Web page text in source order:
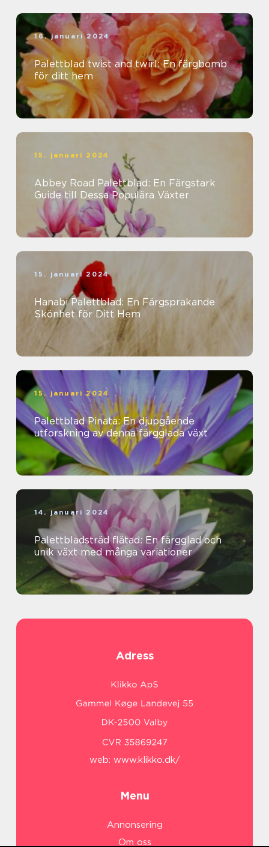
16. januari 2024
Palettblad twist and twirl: En färgbomb
för ditt hem
15. januari 2024
Abbey Road Palettblad: En Färgstark
Guide till Dessa Populära Växter
15. januari 2024
Hanabi Palettblad: En Färgsprakande
Skönhet för Ditt Hem
15. januari 2024
Palettblad Pinata: En djupgående
utforskning av denna färgglada växt
14. januari 2024
Palettbladsträd flätad: En färgglad och
unik växt med många variationer
Adress
web: www.klikko.dk/
Menu
Annonsering
Om oss